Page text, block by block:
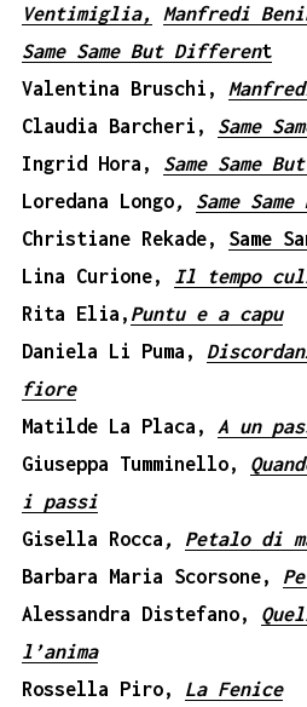
Ventimiglia,
Manfredi
Same Same But Different
Valentina Bruschi,
Claudia Barcheri, Same
Ingrid Hora, Same Same
Loredana Longo, Same
Christiane Rekade, Same
Lina Curione, Il tempo
Rita Elia, Puntu e a capu
Daniela Li Puma,
fiore
Matilde La Placa, A un
Giuseppa Tumminello,
i passi
Gisella Rocca , Petalo di
Barbara Maria Scorsone,
Alessandra Distefano,
l’anima
Rossella Piro, La Fenice